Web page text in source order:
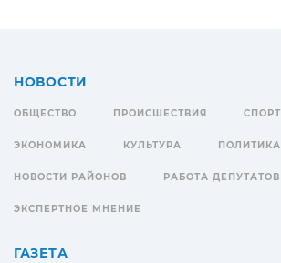
НОВОСТИ
ОБЩЕСТВО ПРОИСШЕСТВИЯ СПОРТ
ЭКОНОМИКА КУЛЬТУРА ПОЛИТИКА
НОВОСТИ РАЙОНОВ РАБОТА ДЕПУТАТОВ
ЭКСПЕРТНОЕ МНЕНИЕ
ГАЗЕТА